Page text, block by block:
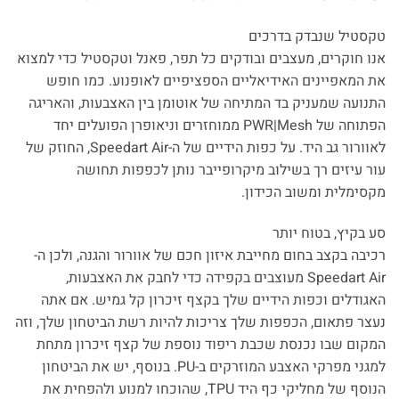
טקסטיל שנבדק בדרכים
אנו חוקרים, מעצבים ובודקים כל תפר, פאנל וטקסטיל כדי למצוא
את המאפיינים האידיאליים הספציפיים לאופנוע. כמו חופש
התנועה שמעניק בד המתיחה של אוטומן בין האצבעות, והאריגה
הפתוחה של PWR|Mesh ממוחזרים וניאופרן הפועלים יחד
לאוורור גב היד. על כפות הידיים של ה-Speedart Air, החוזק של
עור עיזים רך בשילוב מיקרופייבר נותן לכפפות תחושה
מקסימלית ומשוב הכידון.
סע בקיץ, בטוח יותר
רכיבה בקצב בחום מחייבת איזון חכם של אוורור והגנה, ולכן ה-
Speedart Air מעוצבים בקפידה כדי לחבק את האצבעות,
האגודלים וכפות הידיים שלך בקצף זיכרון קל גמיש. אם אתה
נעצר פתאום, הכפפות שלך צריכות להיות רשת הביטחון שלך, וזה
המקום שבו נכנסת שכבת ריפוד נוספת של קצף זיכרון מתחת
למגני מפרקי האצבע המוזרקים ב-PU. בנוסף, יש את הביטחון
הנוסף של מחליקי כף היד TPU, שהוכחו למנוע ולהפחית את